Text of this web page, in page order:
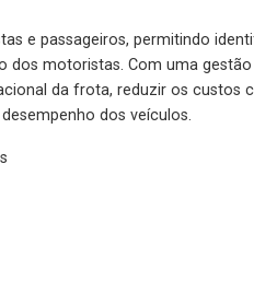
e passageiros, permitindo
dos motoristas. Com uma
da frota, reduzir os custos
dos veículos.